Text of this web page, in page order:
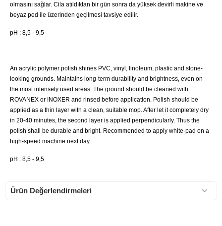
olmasını sağlar. Cila atıldıktan bir gün sonra da yüksek devirli makine ve
beyaz ped ile üzerinden geçilmesi tavsiye edilir.
pH : 8,5 - 9,5
An acrylic polymer polish shines PVC, vinyl, linoleum, plastic and stone-
looking grounds. Maintains long-term durability and brightness, even on
the most intensely used areas. The ground should be cleaned with
ROVANEX or INOXER and rinsed before application. Polish should be
applied as a thin layer with a clean, suitable mop. After let it completely dry
in 20-40 minutes, the second layer is applied perpendicularly. Thus the
polish shall be durable and bright. Recommended to apply white-pad on a
high-speed machine next day.
pH : 8,5 - 9,5
Ürün Değerlendirmeleri